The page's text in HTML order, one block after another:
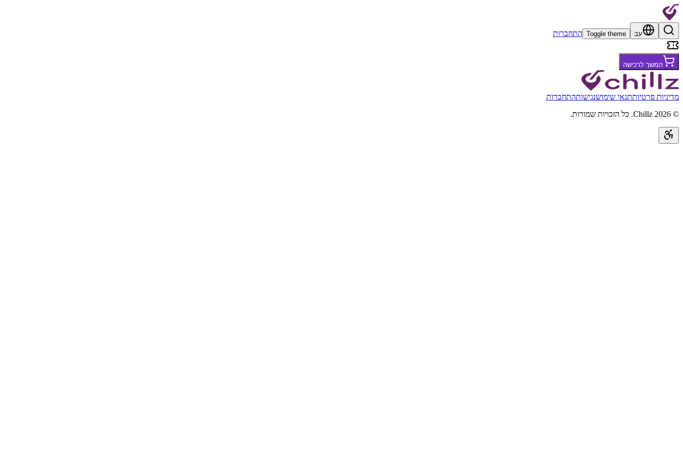
עב Toggle theme התחברות
המשך לרכישה
מדיניות פרטיותתנאי שימושנגישותהתחברות
©
2026
Chillz
. כל הזכויות שמורות.